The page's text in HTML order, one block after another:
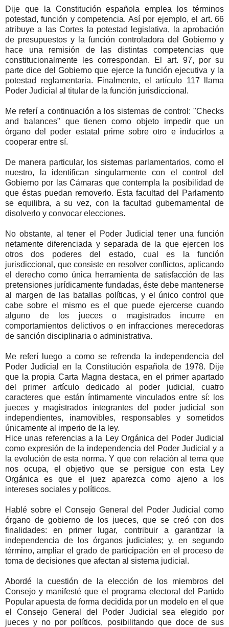
Dije que la Constitución española emplea los términos
potestad, función y competencia. Así por ejemplo, el art. 66
atribuye a las Cortes la potestad legislativa, la aprobación
de presupuestos y la función controladora del Gobierno y
hace una remisión de las distintas competencias que
constitucionalmente les correspondan. El art. 97, por su
parte dice del Gobierno que ejerce la función ejecutiva y la
potestad reglamentaria. Finalmente, el artículo 117 llama
Poder Judicial al titular de la función jurisdiccional.
Me referí a continuación a los sistemas de control: "Checks
and balances" que tienen como objeto impedir que un
órgano del poder estatal prime sobre otro e inducirlos a
cooperar entre sí.
De manera particular, los sistemas parlamentarios, como el
nuestro, la identifican singularmente con el control del
Gobierno por las Cámaras que contempla la posibilidad de
que éstas puedan removerlo. Esta facultad del Parlamento
se equilibra, a su vez, con la facultad gubernamental de
disolverlo y convocar elecciones.
No obstante, al tener el Poder Judicial tener una función
netamente diferenciada y separada de la que ejercen los
otros dos poderes del estado, cual es la función
jurisdiccional, que consiste en resolver conflictos, aplicando
el derecho como única herramienta de satisfacción de las
pretensiones jurídicamente fundadas, éste debe mantenerse
al margen de las batallas políticas, y el único control que
cabe sobre el mismo es el que puede ejercerse cuando
alguno de los jueces o magistrados incurre en
comportamientos delictivos o en infracciones merecedoras
de sanción disciplinaria o administrativa.
Me referí luego a como se refrenda la independencia del
Poder Judicial en la Constitución española de 1978. Dije
que la propia Carta Magna destaca, en el primer apartado
del primer artículo dedicado al poder judicial, cuatro
caracteres que están íntimamente vinculados entre sí: los
jueces y magistrados integrantes del poder judicial son
independientes, inamovibles, responsables y sometidos
únicamente al imperio de la ley.
Hice unas referencias a la Ley Orgánica del Poder Judicial
como expresión de la independencia del Poder Judicial y a
la evolución de esta norma. Y que con relación al tema que
nos ocupa, el objetivo que se persigue con esta Ley
Orgánica es que el juez aparezca como ajeno a los
intereses sociales y políticos.
Hablé sobre el Consejo General del Poder Judicial como
órgano de gobierno de los jueces, que se creó con dos
finalidades: en primer lugar, contribuir a garantizar la
independencia de los órganos judiciales; y, en segundo
término, ampliar el grado de participación en el proceso de
toma de decisiones que afectan al sistema judicial.
Abordé la cuestión de la elección de los miembros del
Consejo y manifesté que el programa electoral del Partido
Popular apuesta de forma decidida por un modelo en el que
el Consejo General del Poder Judicial sea elegido por
jueces y no por políticos, posibilitando que doce de sus